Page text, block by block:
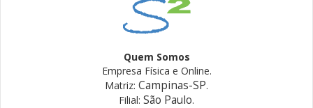
Quem Somos
Empresa Física e Online.
Matriz: Campinas-SP.
Filial: São Paulo.